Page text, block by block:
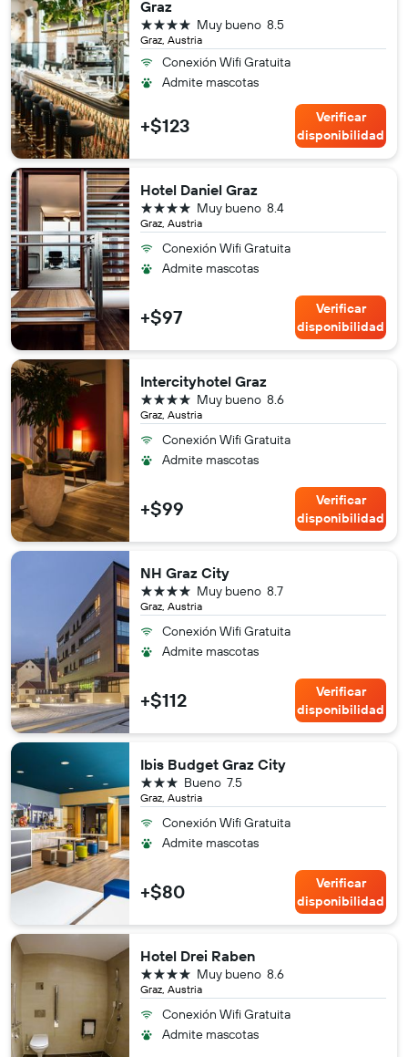
Graz
Graz, Austria
8.5
Muy bueno
4 estrellas
Conexión Wifi Gratuita
Admite mascotas
+$123
Verificar
disponibilidad
Hotel Daniel Graz
Graz, Austria
8.4
Muy bueno
4 estrellas
Conexión Wifi Gratuita
Admite mascotas
+$97
Verificar
disponibilidad
Intercityhotel Graz
Graz, Austria
8.6
Muy bueno
4 estrellas
Conexión Wifi Gratuita
Admite mascotas
+$99
Verificar
disponibilidad
NH Graz City
Graz, Austria
8.7
Muy bueno
4 estrellas
Conexión Wifi Gratuita
Admite mascotas
+$112
Verificar
disponibilidad
Ibis Budget Graz City
Graz, Austria
7.5
Bueno
3 estrellas
Conexión Wifi Gratuita
Admite mascotas
+$80
Verificar
disponibilidad
Hotel Drei Raben
Graz, Austria
8.6
Muy bueno
4 estrellas
Conexión Wifi Gratuita
Admite mascotas